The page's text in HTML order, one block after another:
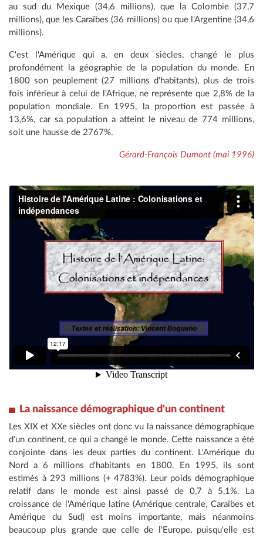
au sud du Mexique (34,6 millions), que la Colombie (37,7
millions), que les Caraïbes (36 millions) ou que l'Argentine (34,6
millions).
C'est l'Amérique qui a, en deux siècles, changé le plus
profondément la géographie de la population du monde. En
1800 son peuplement (27 millions d'habitants), plus de trois
fois inférieur à celui de l'Afrique, ne représente que 2,8% de la
population mondiale. En 1995, la proportion est passée à
13,6%, car sa population a atteint le niveau de 774 millions,
soit une hausse de 2767%.
Gérard-François Dumont (mai 1996)
La naissance démographique d'un continent
Les XIX et XXe siècles ont donc vu la naissance démographique
d'un continent, ce qui a changé le monde. Cette naissance a été
conjointe dans les deux parties du continent. L'Amérique du
Nord a 6 millions d'habitants en 1800. En 1995, ils sont
estimés à 293 millions (+ 4783%). Leur poids démographique
relatif dans le monde est ainsi passé de 0,7 à 5,1%. La
croissance de l'Amérique latine (Amérique centrale, Caraïbes et
Amérique du Sud) est moins importante, mais néanmoins
beaucoup plus grande que celle de l'Europe, puisqu'elle est